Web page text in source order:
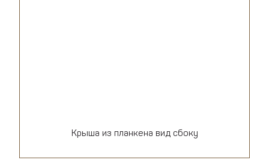
Крыша из планкена вид сбоку